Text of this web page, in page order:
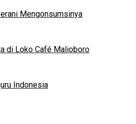
Mengonsumsinya
di Loko Café Malioboro
Indonesia